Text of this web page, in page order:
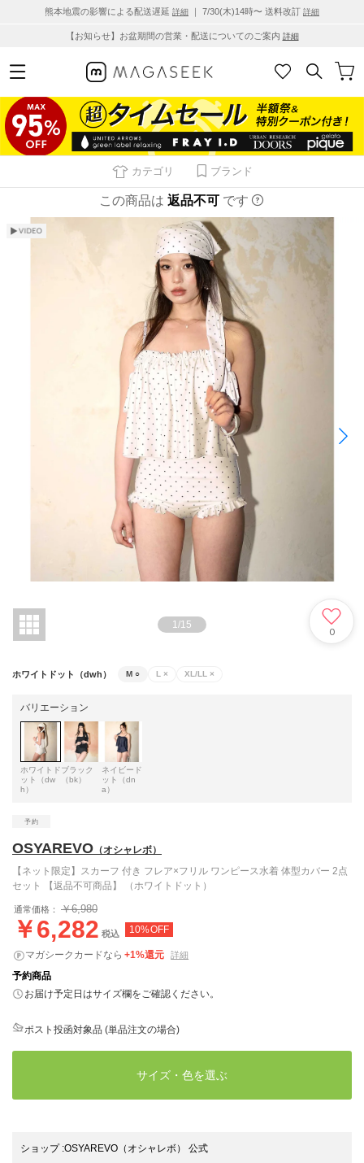
熊本地震の影響による配送遅延 詳細 ｜ 7/30(木)14時〜 送料改訂 詳細
【お知らせ】お盆期間の営業・配送についてのご案内 詳細
カテゴリ ブランド
この商品は 返品不可 です
1/15
0
ホワイトドット（dwh） M ○ L × XL/LL ×
バリエーション
ホワイトド
ット（dw
h）
ブラック
（bk）
ネイビード
ット（dn
a）
OSYAREVO （オシャレボ）
【ネット限定】スカーフ 付き フレア×フリル ワンピース水着 体型カバー 2点
セット 【返品不可商品】 （ホワイトドット）
通常価格： ￥6,980
￥6,282 税込 10%OFF
マガシークカードなら +1%還元 詳細
予約商品
お届け予定日はサイズ欄をご確認ください。
ポスト投函対象品 (単品注文の場合)
サイズ・色を選ぶ
ショップ:OSYAREVO（オシャレボ） 公式